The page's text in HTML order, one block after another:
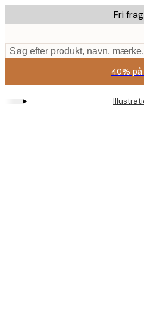
to
content.
Fri
Søg efter produkt, navn,
40% på
▸